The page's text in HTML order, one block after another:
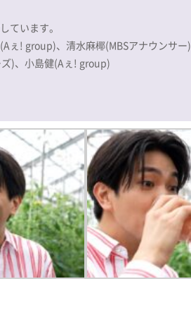
ています。
ぇ! group)、清水麻椰(MBSアナウンサー)
)、小島健(Aぇ! group)